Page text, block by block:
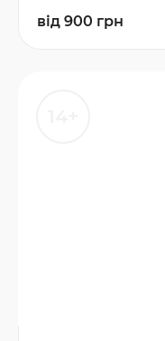
від 900 грн